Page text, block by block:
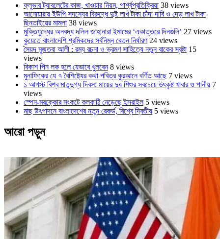
ফ্লুভার ট্যাবলেটের কাজ, খাওয়ার নিয়ম, পার্শ্বপ্রতিক্রিয়া 38 views
আনোয়ারায় ইউপি সদস্যের বিরুদ্ধে দুই লাখ টাকা চাঁদা দাবি ও দেড় লাখ টাকা
ছিনতাইয়ের মামলা 38 views
মুক্তিযুদ্ধের অনবদ্য দলিল জাহানারা ইমামের ‘একাত্তরে দিনগুলি’ 27 views
কুয়েতে বাংলাদেশি শ্রমিকদের সর্বনিম্ন বেতন নির্ধারণ 24 views
সৈয়দ মুজতবা আলী : রম্য রচনা ও ভ্রমণ সাহিত্যে নতুন বাকের স্রষ্টা 15
views
বিকাশ পিন লক হলে যেভাবে খুলবেন 8 views
মুনাফিকের যে ৭ বৈশিষ্ট্যের কথা পবিত্র কুরআনে বর্ণিত আছে 7 views
১ আগস্ট বিশ্ব মাতৃদুগ্ধ দিবস: মায়ের দুধ শিশুর সবচেয়ে উৎকৃষ্ট খাবার ও পানীয় 7
views
স্পেন-মরক্কোর সংকটে কলকাঠি নেড়েছে ইসরাইল 5 views
মাছ উৎপাদনে বাংলাদেশের নতুন রেকর্ড, বিশ্বে দ্বিতীয় 5 views
আরো পড়ুন